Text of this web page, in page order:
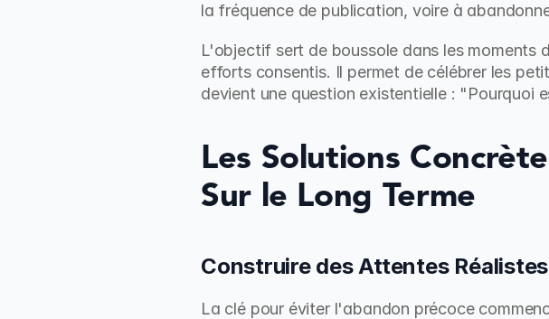
la fréquence de publication, voire à
L'objectif sert de boussole dans les moments
efforts consentis. Il permet de célébrer les
devient une question existentielle : "Pourquoi
Les Solutions
Sur le Long Terme
Construire des Attentes
La clé pour éviter l'abandon précoce